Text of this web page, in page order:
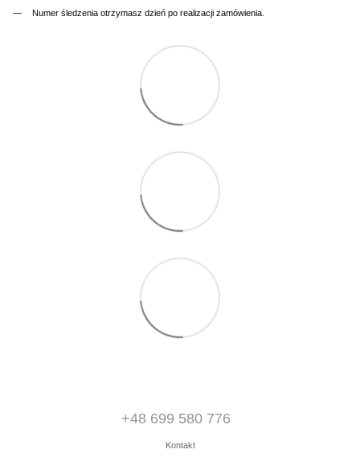
Numer śledzenia otrzymasz dzień po realizacji zamówienia.
+48 699 580 776
Kontakt